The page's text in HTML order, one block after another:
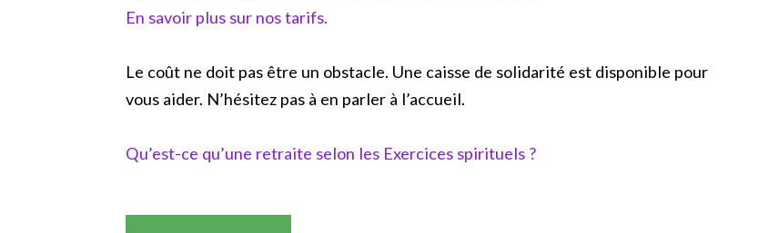
En savoir plus sur nos tarifs.
Le coût ne doit pas être un obstacle. Une caisse de solidarité est disponible pour
vous aider. N’hésitez pas à en parler à l’accueil.
Qu’est-ce qu’une retraite selon les Exercices spirituels ?